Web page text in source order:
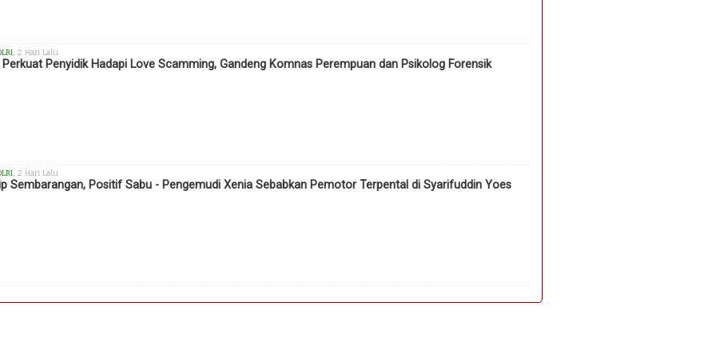
, 2 Hari Lalu
Perkuat Penyidik Hadapi Love Scamming, Gandeng Komnas Perempuan dan Psikolog Forensik
, 2 Hari Lalu
Sembarangan, Positif Sabu - Pengemudi Xenia Sebabkan Pemotor Terpental di Syarifuddin Yoes